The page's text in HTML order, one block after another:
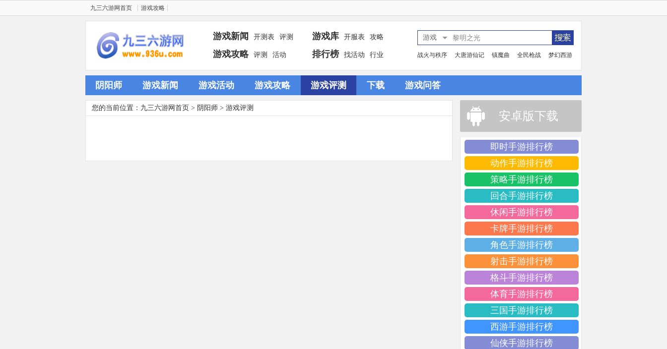
九三六游网首页 游戏攻略
战火与秩序 大唐游仙记 镇魔曲 全民枪战 梦幻西游
游戏新闻 开测表 评测 游戏库 开服表 攻略
游戏攻略 评测 活动 排行榜 找活动 行业
游戏
阴阳师 游戏新闻 游戏活动 游戏攻略 游戏评测 下载 游戏问答
您的当前位置： 九三六游网首页 > 阴阳师 > 游戏评测
安卓版下载
即时手游排行榜
动作手游排行榜
策略手游排行榜
回合手游排行榜
休闲手游排行榜
卡牌手游排行榜
角色手游排行榜
射击手游排行榜
格斗手游排行榜
体育手游排行榜
三国手游排行榜
西游手游排行榜
仙侠手游排行榜